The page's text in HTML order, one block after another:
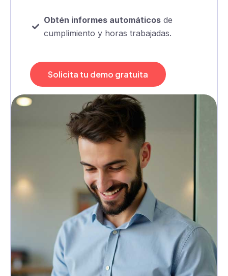
Obtén informes automáticosde
cumplimiento y horas trabajadas.
Solicita tu demo gratuita